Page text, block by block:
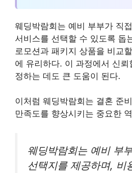
웨딩박람회는 예비 부부가 직
서비스를 선택할 수 있도록 돕
로모션과 패키지 상품을 비교
에 유리하다. 이 과정에서 신
정하는 데도 큰 도움이 된다.
이처럼 웨딩박람회는 결혼 준
만족도를 향상시키는 중요한
웨딩박람회는 예비 부
선택지를 제공하며, 비